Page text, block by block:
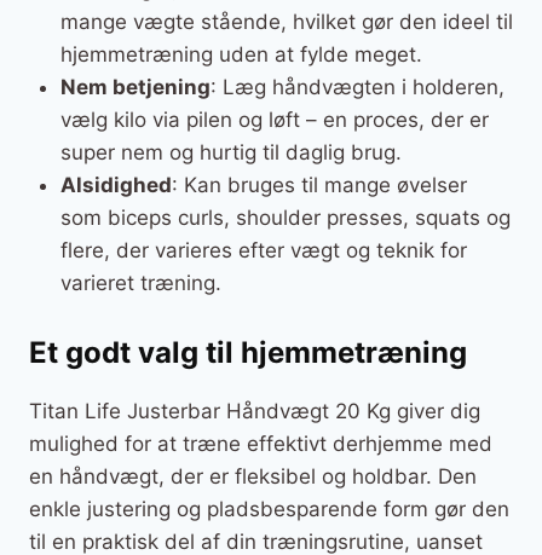
mange vægte stående, hvilket gør den ideel til
hjemmetræning uden at fylde meget.
Nem betjening: Læg håndvægten i holderen,
vælg kilo via pilen og løft – en proces, der er
super nem og hurtig til daglig brug.
Alsidighed: Kan bruges til mange øvelser
som biceps curls, shoulder presses, squats og
flere, der varieres efter vægt og teknik for
varieret træning.
Et godt valg til hjemmetræning
Titan Life Justerbar Håndvægt 20 Kg giver dig
mulighed for at træne effektivt derhjemme med
en håndvægt, der er fleksibel og holdbar. Den
enkle justering og pladsbesparende form gør den
til en praktisk del af din træningsrutine, uanset